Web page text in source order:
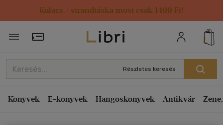
Kulacs / strandtáska most csak 1499 Ft!
Törzsvásárlói Kártya adatai
Részletes keresés
Könyvek E-könyvek Hangoskönyvek Antikvár
Rendezés
Kiadás éve szerint csökkenő
Ár szerint csökkenő